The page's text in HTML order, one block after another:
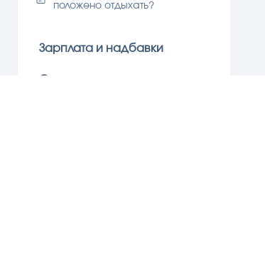
положено отдыхать?
Зарплата и надбавки